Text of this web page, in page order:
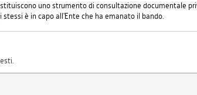
uno strumento di consultazione documentale
stessi è in capo all'Ente che ha emanato il bando.